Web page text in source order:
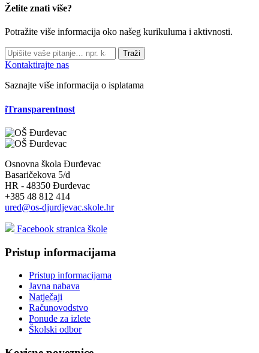
Želite znati više?
Potražite više informacija oko našeg kurikuluma i aktivnosti.
Traži
Kontaktirajte nas
Saznajte više informacija o isplatama
iTransparentnost
Osnovna škola Đurđevac
Basaričekova 5/d
HR - 48350 Đurđevac
+385 48 812 414
ured@os-djurdjevac.skole.hr
Facebook stranica škole
Pristup informacijama
Pristup informacijama
Javna nabava
Natječaji
Računovodstvo
Ponude za izlete
Školski odbor